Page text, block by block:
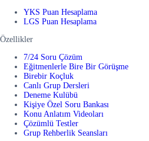
YKS Puan Hesaplama
LGS Puan Hesaplama
Özellikler
7/24 Soru Çözüm
Eğitmenlerle Bire Bir Görüşme
Birebir Koçluk
Canlı Grup Dersleri
Deneme Kulübü
Kişiye Özel Soru Bankası
Konu Anlatım Videoları
Çözümlü Testler
Grup Rehberlik Seansları